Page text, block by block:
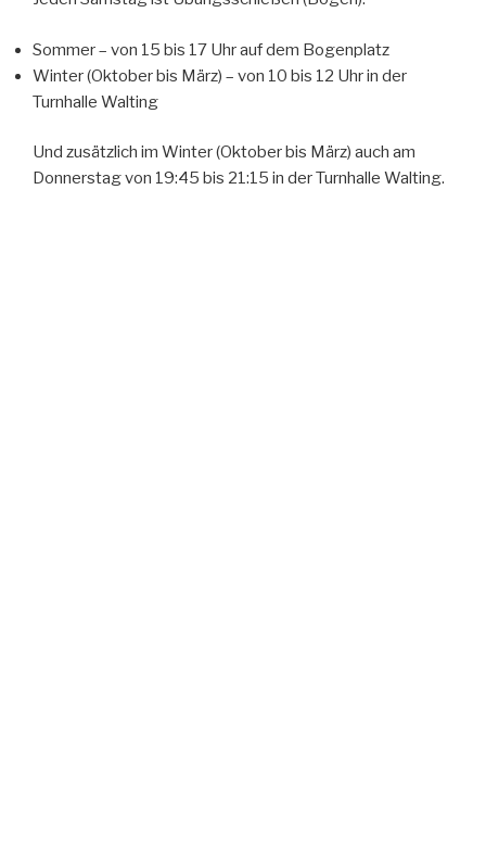
Sommer – von 15 bis 17 Uhr auf dem Bogenplatz
Winter (Oktober bis März) – von 10 bis 12 Uhr in der
Turnhalle Walting
Und zusätzlich im Winter (Oktober bis März) auch am
Donnerstag von 19:45 bis 21:15 in der Turnhalle Walting.